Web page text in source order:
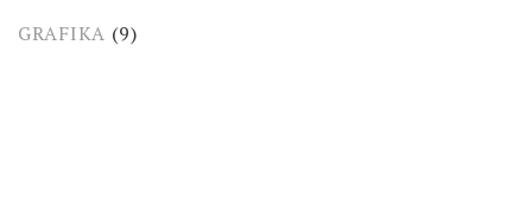
GRAFIKA (9)